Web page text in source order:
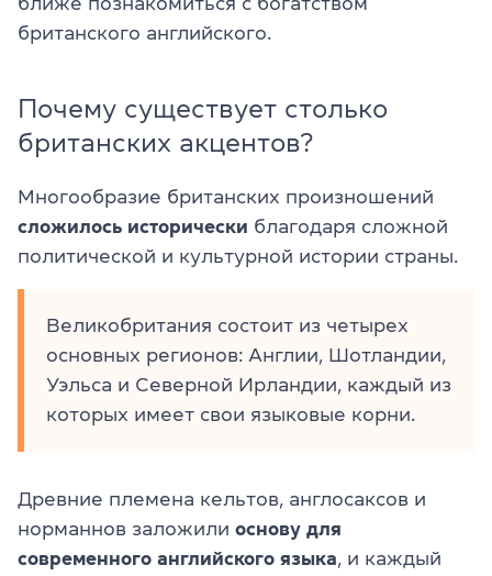
британского английского.
Почему существует столько
британских акцентов?
Многообразие британских произношений
сложилось исторически благодаря сложной
политической и культурной истории страны.
Великобритания состоит из четырех
основных регионов: Англии, Шотландии,
Уэльса и Северной Ирландии, каждый из
которых имеет свои языковые корни.
Древние племена кельтов, англосаксов и
норманнов заложили основу для
современного английского языка , и каждый